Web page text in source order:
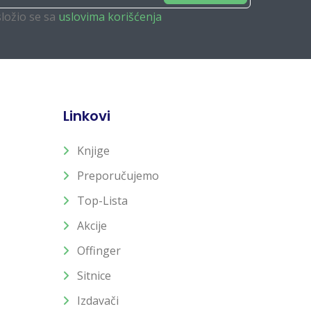
se sa uslovima korišćenja
Linkovi
Knjige
Preporučujemo
Top-Lista
Akcije
Offinger
Sitnice
Izdavači